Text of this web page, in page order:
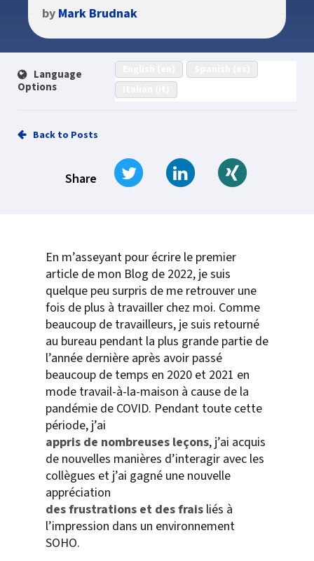
by Mark Brudnak
Language
Options
Back to Posts
Share
Tweet Share on LinkedIn
En m’asseyant pour écrire le premier
article de mon Blog de 2022, je suis
quelque peu surpris de me retrouver une
fois de plus à travailler chez moi. Comme
beaucoup de travailleurs, je suis retourné
au bureau pendant la plus grande partie de
l’année dernière après avoir passé
beaucoup de temps en 2020 et 2021 en
mode travail-à-la-maison à cause de la
pandémie de COVID. Pendant toute cette
période, j’ai
appris de nombreuses leçons, j’ai acquis
de nouvelles manières d’interagir avec les
collègues et j’ai gagné une nouvelle
appréciation
des frustrations et des frais liés à
l’impression dans un environnement
SOHO.